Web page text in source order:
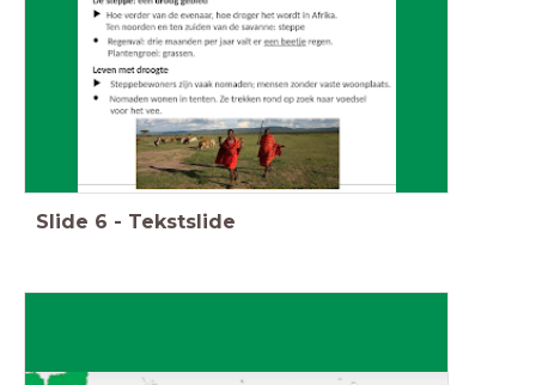
Slide 6 - Tekstslide